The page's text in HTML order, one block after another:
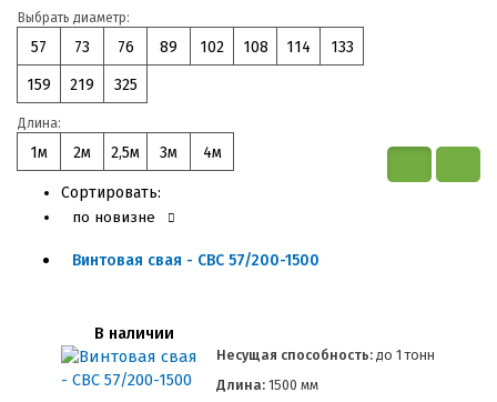
Выбрать диаметр:
57 73 76 89 102 108 114
133
159
219 325
Длина:
1м 2м 2,5м 3м 4м
Сортировать:
по новизне
Винтовая свая - СВС 57/200-1500
В наличии
Несущая способность: до 1 тонн
Длина:1500 мм